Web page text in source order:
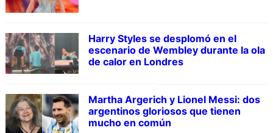
Harry Styles se desplomó en el
escenario de Wembley durante la ola
de calor en Londres
Martha Argerich y Lionel Messi: dos
argentinos gloriosos que tienen
mucho en común